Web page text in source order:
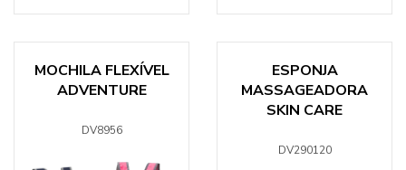
MOCHILA FLEXÍVEL
ADVENTURE
DV8956
ESPONJA
MASSAGEADORA
SKIN CARE
DV290120